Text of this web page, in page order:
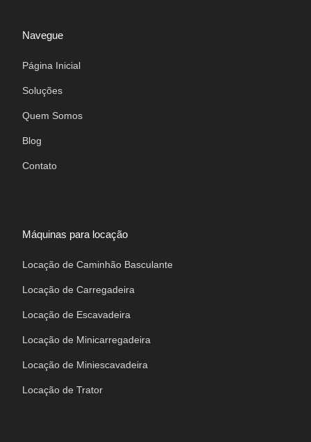
Navegue
Página Inicial
Soluções
Quem Somos
Blog
Contato
Máquinas para locação
Locação de Caminhão Basculante
Locação de Carregadeira
Locação de Escavadeira
Locação de Minicarregadeira
Locação de Miniescavadeira
Locação de Trator